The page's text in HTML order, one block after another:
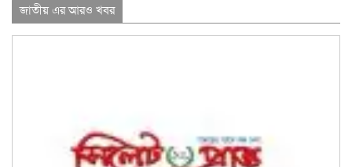
জাতীয় এর আরও খবর